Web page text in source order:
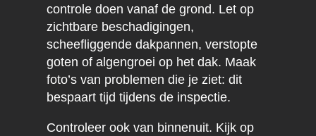
controle doen vanaf de grond. Let op
zichtbare beschadigingen,
scheefliggende dakpannen, verstopte
goten of algengroei op het dak. Maak
foto’s van problemen die je ziet: dit
bespaart tijd tijdens de inspectie.
Controleer ook van binnenuit. Kijk op